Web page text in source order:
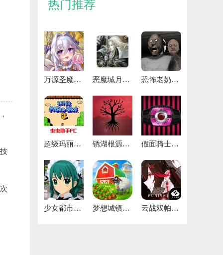
热门推荐
万源圣魔录官方版正版 恶魔城月下夜想曲安卓版汉化 恐怖老奶奶2联机版
超级玛丽3手机版 锈湖根源免费版 假面骑士帝骑模拟器
少女都市2026 梦想城镇官网版 云战双帕弥什官网版